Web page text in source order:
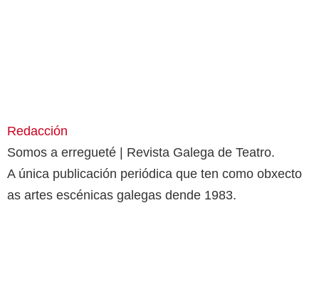
Redacción
Somos a erregueté | Revista Galega de Teatro.
A única publicación periódica que ten como obxecto
as artes escénicas galegas dende 1983.